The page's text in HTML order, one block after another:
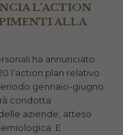
L’ACTION
ALLA
ha annunciato
l’action plan relativo
gennaio-giugno
condotta
aziende, atteso
E